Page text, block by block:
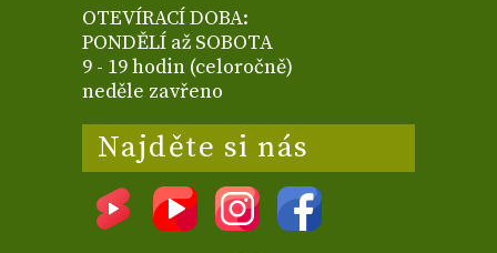
OTEVÍRACÍ DOBA:
PONDĚLÍ až SOBOTA
9 - 19 hodin (celoročně)
neděle zavřeno
Najděte si nás